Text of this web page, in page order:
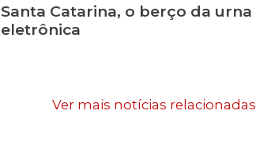
Santa Catarina, o berço da urna
eletrônica
Ver mais notícias relacionadas